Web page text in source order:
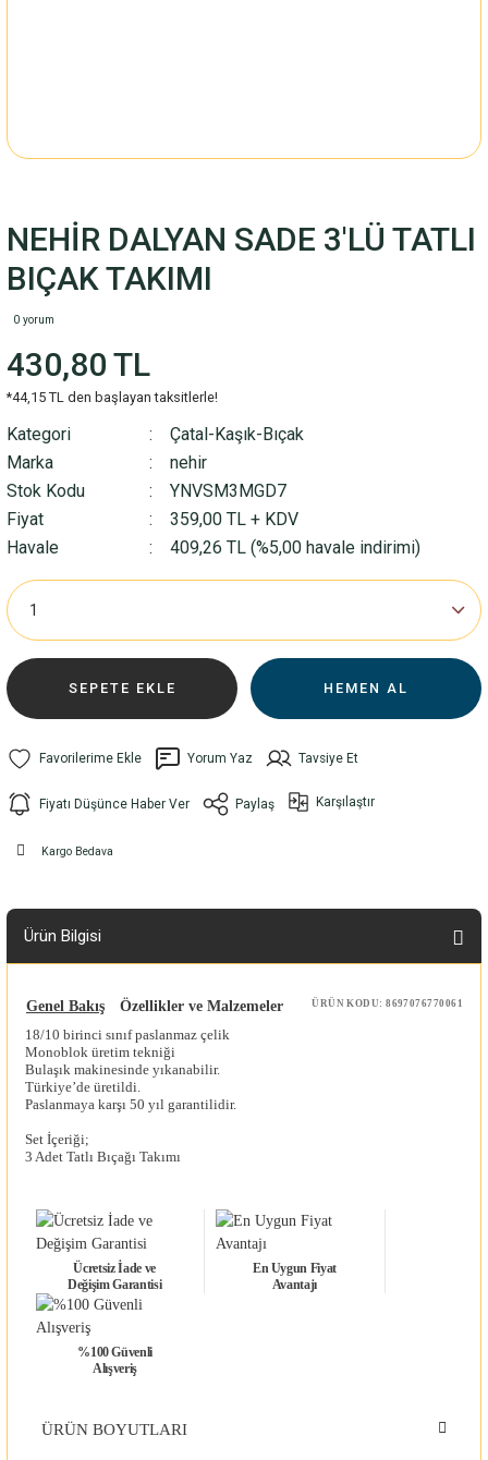
NEHİR DALYAN SADE 3'LÜ TATLI
BIÇAK TAKIMI
0 yorum
430,80 TL
*44,15 TL den başlayan taksitlerle!
Kategori
Çatal-Kaşık-Bıçak
Marka
nehir
Stok Kodu
YNVSM3MGD7
Fiyat
359,00 TL + KDV
Havale
409,26 TL (%5,00 havale indirimi)
SEPETE EKLE HEMEN AL
Yorum Yaz Tavsiye Et
Fiyatı Düşünce Haber Ver Paylaş Karşılaştır
Kargo Bedava
Ürün Bilgisi
Genel Bakış
Özellikler ve Malzemeler
18/10 birinci sınıf paslanmaz çelik
Monoblok üretim tekniği
Bulaşık makinesinde yıkanabilir.
Türkiye’de üretildi.
Paslanmaya karşı 50 yıl garantilidir.
Set İçeriği;
3 Adet Tatlı Bıçağı Takımı
ÜRÜN KODU: 8697076770061
Ücretsiz İade ve
Değişim Garantisi
En Uygun Fiyat
Avantajı
%100 Güvenli
Alışveriş
ÜRÜN BOYUTLARI